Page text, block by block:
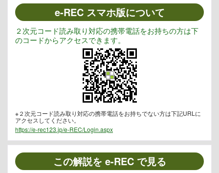
e-REC スマホ版について
２次元コード読み取り対応の携帯電話をお持ちの方は下
のコードからアクセスできます。
※２次元コード読み取り対応の携帯電話をお持ちでない方は下記URLに
アクセスしてください。
https://e-rec123.jp/e-REC/Login.aspx
この解説を e-REC で見る